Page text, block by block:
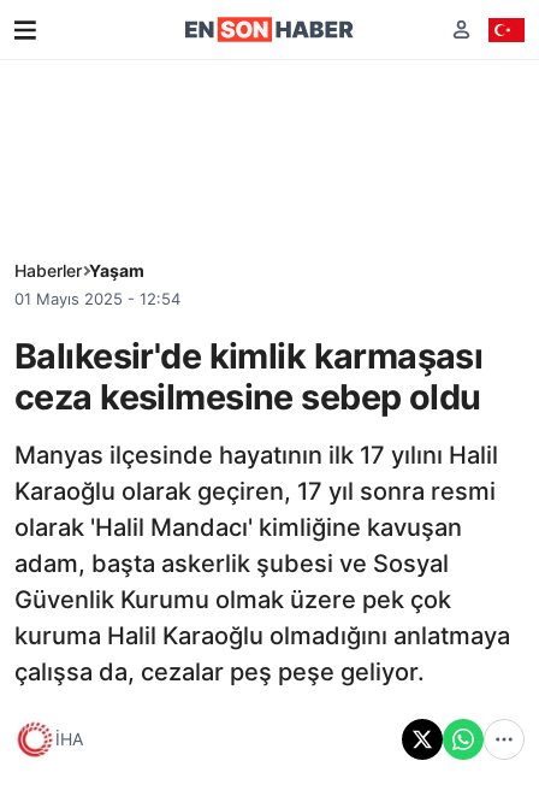
Haberler Yaşam
01 Mayıs 2025 - 12:54
Balıkesir'de kimlik karmaşası
ceza kesilmesine sebep oldu
Manyas ilçesinde hayatının ilk 17 yılını Halil
Karaoğlu olarak geçiren, 17 yıl sonra resmi
olarak 'Halil Mandacı' kimliğine kavuşan
adam, başta askerlik şubesi ve Sosyal
Güvenlik Kurumu olmak üzere pek çok
kuruma Halil Karaoğlu olmadığını anlatmaya
çalışsa da, cezalar peş peşe geliyor.
İHA